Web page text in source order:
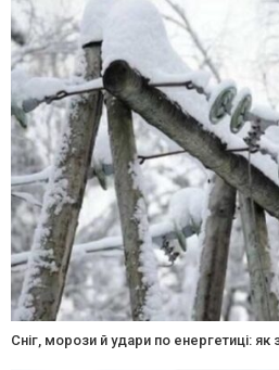
Сніг, морози й удари по енергетиці: